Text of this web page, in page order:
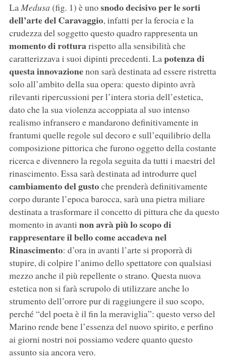
LaMedusa (fig. 1) è unosnodo decisivo per le sorti
dell’arte del Caravaggio, infatti per la ferocia e la
crudezza del soggetto questo quadro rappresenta un
momento di rotturarispetto alla sensibilità che
caratterizzava i suoi dipinti precedenti. Lapotenza di
questa innovazionenon sarà destinata ad essere ristretta
solo all’ambito della sua opera: questo dipinto avrà
rilevanti ripercussioni per l’intera storia dell’estetica,
dato che la sua violenza accoppiata al suo intenso
realismo infransero e mandarono definitivamente in
frantumi quelle regole sul decoro e sull’equilibrio della
composizione pittorica che furono oggetto della costante
ricerca e divennero la regola seguita da tutti i maestri del
rinascimento. Essa sarà destinata ad introdurre quel
cambiamento del gustoche prenderà definitivamente
corpo durante l’epoca barocca, sarà una pietra miliare
destinata a trasformare il concetto di pittura che da questo
momento in avanti non avrà più lo scopo di
rappresentare il bello come accadeva nel
Rinascimento: d’ora in avanti l’arte si proporrà di
stupire, di colpire l’animo dello spettatore con qualsiasi
mezzo anche il più repellente o strano. Questa nuova
estetica non si farà scrupolo di utilizzare anche lo
strumento dell’orrore pur di raggiungere il suo scopo,
perché “del poeta è il fin la meraviglia”: questo verso del
Marino rende bene l’essenza del nuovo spirito, e perfino
ai giorni nostri noi possiamo vedere quanto questo
assunto sia ancora vero.